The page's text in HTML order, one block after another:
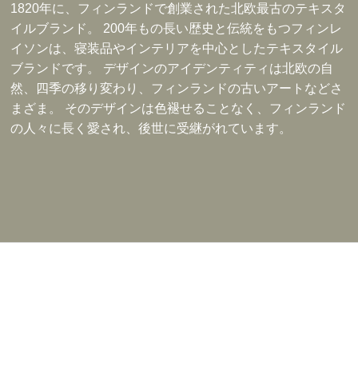
1820年に、フィンランドで創業された北欧最古のテキスタ
イルブランド。 200年もの長い歴史と伝統をもつフィンレ
イソンは、寝装品やインテリアを中心としたテキスタイル
ブランドです。 デザインのアイデンティティは北欧の自
然、四季の移り変わり、フィンランドの古いアートなどさ
まざま。 そのデザインは色褪せることなく、フィンランド
の人々に長く愛され、後世に受継がれています。